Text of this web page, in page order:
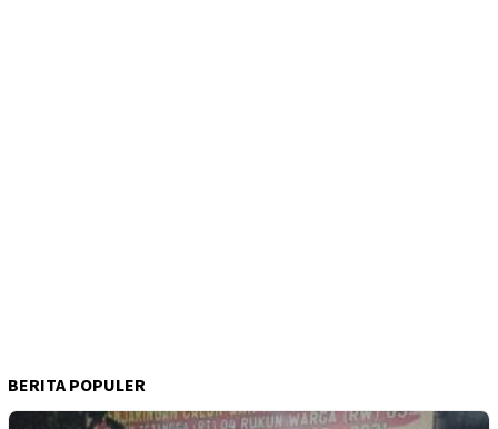
BERITA POPULER